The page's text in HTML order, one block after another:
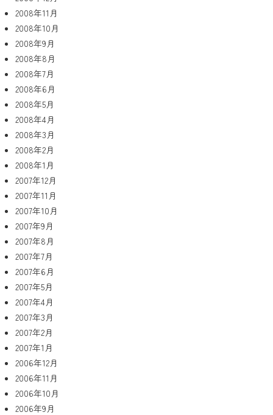
2008年11月
2008年10月
2008年9月
2008年8月
2008年7月
2008年6月
2008年5月
2008年4月
2008年3月
2008年2月
2008年1月
2007年12月
2007年11月
2007年10月
2007年9月
2007年8月
2007年7月
2007年6月
2007年5月
2007年4月
2007年3月
2007年2月
2007年1月
2006年12月
2006年11月
2006年10月
2006年9月